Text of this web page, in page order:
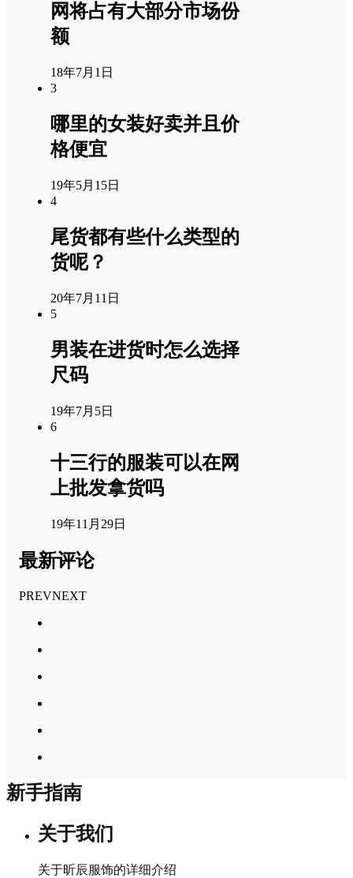
网将占有大部分市场份
额
18年7月1日
3
哪里的女装好卖并且价
格便宜
19年5月15日
4
尾货都有些什么类型的
货呢？
20年7月11日
5
男装在进货时怎么选择
尺码
19年7月5日
6
十三行的服装可以在网
上批发拿货吗
19年11月29日
最新评论
PREVNEXT
新手指南
关于我们
关于昕辰服饰的详细介绍